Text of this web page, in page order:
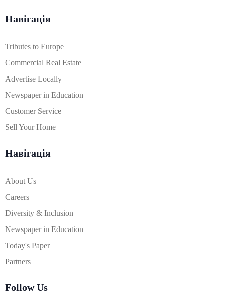
Навігація
Tributes to Europe
Commercial Real Estate
Advertise Locally
Newspaper in Education
Customer Service
Sell Your Home
Навігація
About Us
Careers
Diversity & Inclusion
Newspaper in Education
Today's Paper
Partners
Follow Us